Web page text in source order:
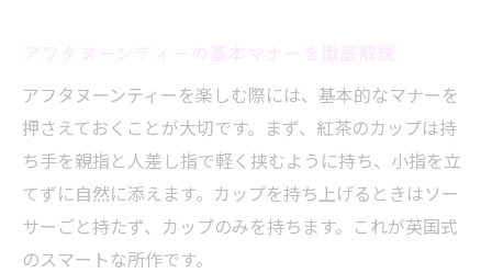
アフタヌーンティー紅茶の正しい飲み方を
解説
紅茶のカップの持ち方とスマートな所作
アフタヌーンティーの紅茶を美味しく味わ
うコツ
アフタヌーンティーを楽しむ際には、基本的なマナーを
押さえておくことが大切です。まず、紅茶のカップは持
ち手を親指と人差し指で軽く挟むように持ち、小指を立
てずに自然に添えます。カップを持ち上げるときはソー
サーごと持たず、カップのみを持ちます。これが英国式
のスマートな所作です。